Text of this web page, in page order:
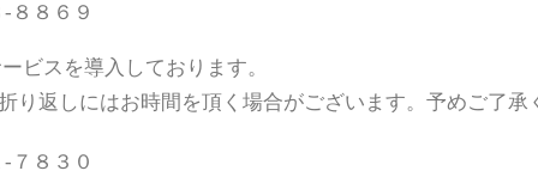
８８６９
ビスを導入しております。
り返しにはお時間を頂く場合がございます。予めご了承
７８３０